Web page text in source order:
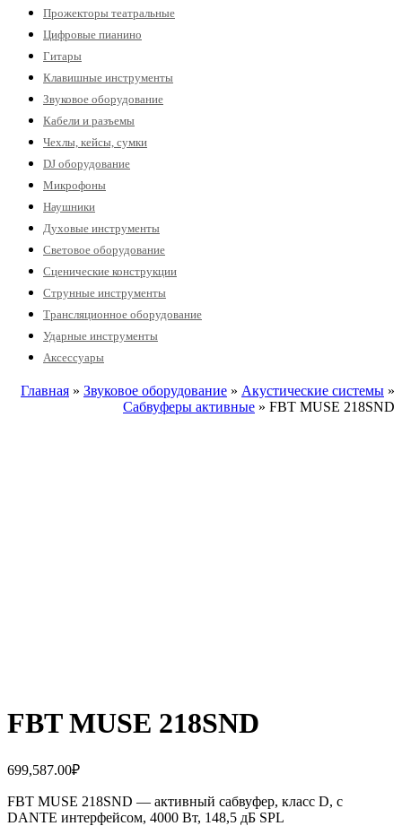
Прожекторы театральные
Цифровые пианино
Гитары
Клавишные инструменты
Звуковое оборудование
Кабели и разъемы
Чехлы, кейсы, сумки
DJ оборудование
Микрофоны
Наушники
Духовые инструменты
Световое оборудование
Сценические конструкции
Струнные инструменты
Трансляционное оборудование
Ударные инструменты
Аксессуары
Главная » Звуковое оборудование » Акустические системы »
Сабвуферы активные » FBT MUSE 218SND
FBT MUSE 218SND
699,587.00₽
FBT MUSE 218SND — активный сабвуфер, класс D, с
DANTE интерфейсом, 4000 Вт, 148,5 дБ SPL